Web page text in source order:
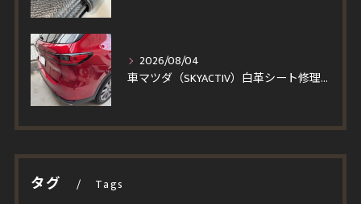
2026/08/04
車マツダ（SKYACTIV）白革シート修理｜汚れを落とそうとしてベタついた座面・パンチングレザーの塗装再生事例
タグ Tags